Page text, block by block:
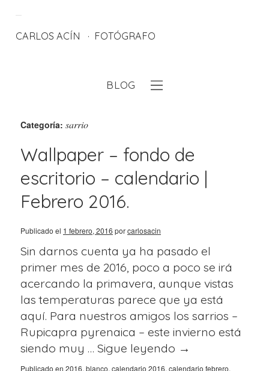
CARLOS ACÍN FOTÓGRAFO
BLOG
Categoría: sarrio
Wallpaper – fondo de
escritorio – calendario |
Febrero 2016.
Publicado el 1 febrero, 2016 porcarlosacin
Sin darnos cuenta ya ha pasado el
primer mes de 2016, poco a poco se irá
acercando la primavera, aunque vistas
las temperaturas parece que ya está
aquí. Para nuestros amigos los sarrios –
Rupicapra pyrenaica – este invierno está
siendo muy … Sigue leyendo →
Publicado en 2016, blanco, calendario 2016, calendario febrero,